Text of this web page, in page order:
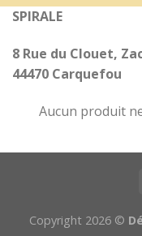
SPIRALE
8 Rue du Clouet,
44470 Carquefou
Aucun produit
Copyright 2026 ©